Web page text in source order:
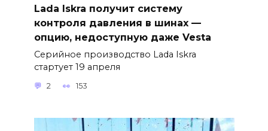
Lada Iskra получит систему
контроля давления в шинах —
опцию, недоступную даже Vesta
Серийное производство Lada Iskra
стартует 19 апреля
2 153